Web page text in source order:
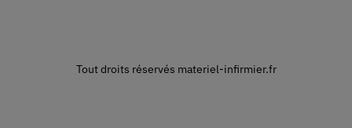
Tout droits réservés materiel-infirmier.fr